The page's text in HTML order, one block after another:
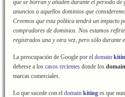
que se borran y añaden durante el periodo
anuncios a aquellos dominios que
Creemos que esta política tendrá un impacto
compradores de dominios. Nos estamos
registrados una y otra vez, pero sólo durante
La preocupación de Google por el domain
deberse a los casos recientes donde los
marcas comerciales.
Lo que sucede con el domain kiting es que